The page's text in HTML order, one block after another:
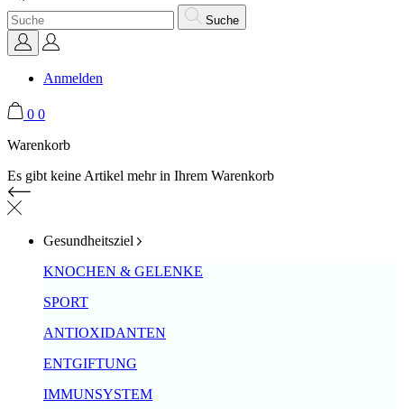
Suche
Anmelden
0 0
Warenkorb
Es gibt keine Artikel mehr in Ihrem Warenkorb
Gesundheitsziel
KNOCHEN & GELENKE
SPORT
ANTIOXIDANTEN
ENTGIFTUNG
IMMUNSYSTEM